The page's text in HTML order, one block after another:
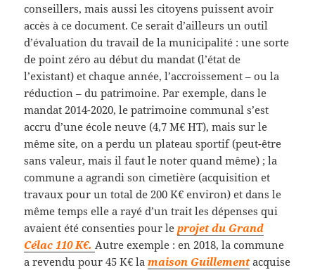
conseillers, mais aussi les citoyens puissent avoir
accès à ce document. Ce serait d’ailleurs un outil
d’évaluation du travail de la municipalité : une sorte
de point zéro au début du mandat (l’état de
l’existant) et chaque année, l’accroissement – ou la
réduction – du patrimoine. Par exemple, dans le
mandat 2014-2020, le patrimoine communal s’est
accru d’une école neuve (4,7 M€ HT), mais sur le
même site, on a perdu un plateau sportif (peut-être
sans valeur, mais il faut le noter quand même) ; la
commune a agrandi son cimetière (acquisition et
travaux pour un total de 200 K€ environ) et dans le
même temps elle a rayé d’un trait les dépenses qui
avaient été consenties pour leprojet du Grand
Célac 110 K€.Autre exemple : en 2018, la commune
a revendu pour 45 K€ lamaison Guillementacquise